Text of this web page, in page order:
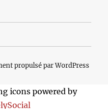
propulsé par WordPress
icons powered by